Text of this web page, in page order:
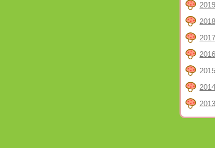
2019
2018
2017
2016
2015
2014
2013